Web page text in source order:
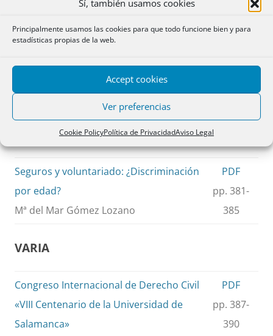
Sí, también usamos cookies
Principalmente usamos las cookies para que todo funcione bien y para
estadísticas propias de la web.
Accept cookies
Ver preferencias
Cookie PolicyPolítica de PrivacidadAviso Legal
decision of the Court of Appeal in
José Ramón Polo Sabau
CUESTIONES
Seguros y voluntariado: ¿Discriminación
por edad?
Mª del Mar Gómez Lozano
PDF
pp. 381-
385
VARIA
Congreso Internacional de Derecho Civil
«VIII Centenario de la Universidad de
Salamanca»
PDF
pp. 387-
390